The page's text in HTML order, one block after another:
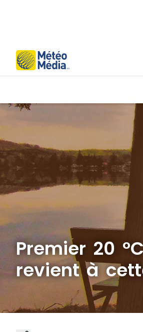
Premier 20
revient à